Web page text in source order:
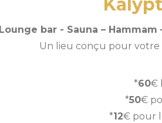
Lounge bar - Sauna –
Un lieu conçu pour votre
*60€
*50€
*12€ pour